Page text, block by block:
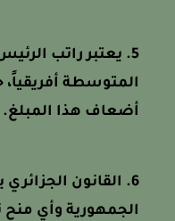
يعتبر راتب الرئيس
المتوسطة أفريقياً،
أضعاف هذا المبلغ.
القانون الجزائري
الجمهورية وأي منح